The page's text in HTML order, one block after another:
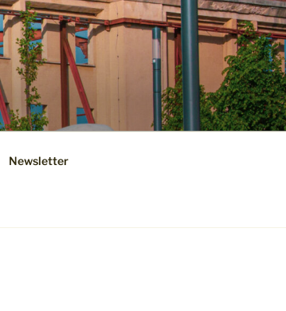
Newsletter